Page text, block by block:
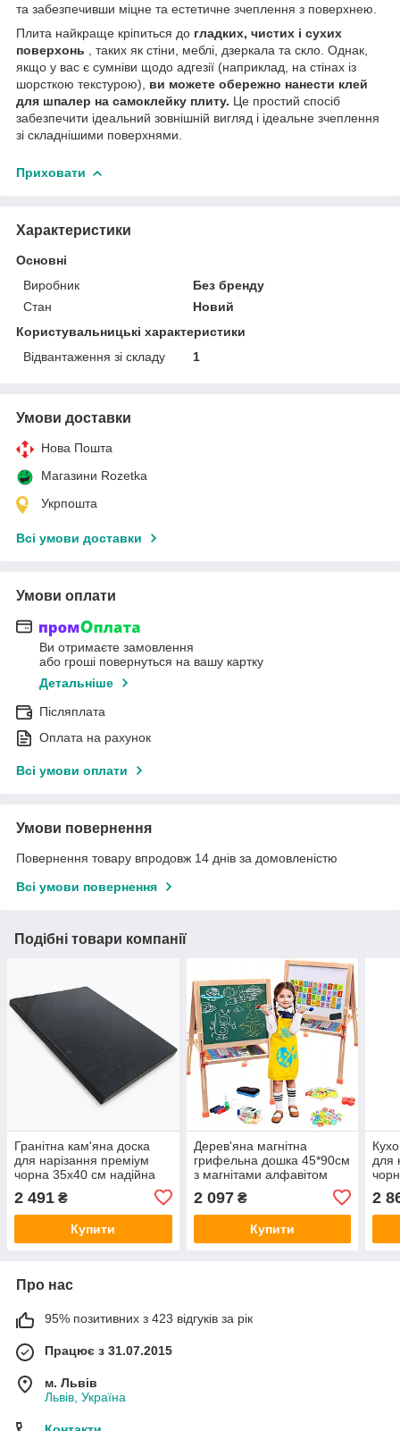
та забезпечивши міцне та естетичне зчеплення з поверхнею.
Плита найкраще кріпиться до гладких, чистих і сухих
поверхонь , таких як стіни, меблі, дзеркала та скло. Однак,
якщо у вас є сумніви щодо адгезії (наприклад, на стінах із
шорсткою текстурою), ви можете обережно нанести клей
для шпалер на самоклейку плиту. Це простий спосіб
забезпечити ідеальний зовнішній вигляд і ідеальне зчеплення
зі складнішими поверхнями.
Приховати
Характеристики
Основні
Виробник
Без бренду
Стан
Новий
Користувальницькі характеристики
Відвантаження зі складу
1
Умови доставки
Нова Пошта
Магазини Rozetka
Укрпошта
Всі умови доставки
Умови оплати
Ви отримаєте замовлення
або гроші повернуться на вашу картку
Детальніше
Післяплата
Оплата на рахунок
Всі умови оплати
Умови повернення
Повернення товару впродовж 14 днів за домовленістю
Всі умови повернення
Подібні товари компанії
Гранітна кам'яна доска
для нарізання преміум
чорна 35x40 см надійна
2 491 ₴
Купити
Дерев'яна магнітна
грифельна дошка 45*90см
з магнітами алфавітом
2 097₴
Купити
для
2
Про нас
95% позитивних з 423 відгуків за рік
Працює з 31.07.2015
м. Львів
Львів, Україна